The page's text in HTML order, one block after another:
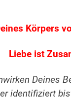
Körpers
Liebe ist
Deines
identifiziert